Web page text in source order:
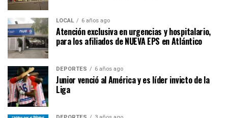
LOCAL 6 años ago
Atención exclusiva en urgencias y hospitalario,
para los afiliados de NUEVA EPS en Atlántico
DEPORTES 6 años ago
Junior venció al América y es líder invicto de la
Liga